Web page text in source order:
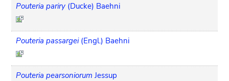
Pouteria pariry (Ducke) Baehni
Pouteria passargei (Engl.) Baehni
Pouteria pearsoniorum Jessup